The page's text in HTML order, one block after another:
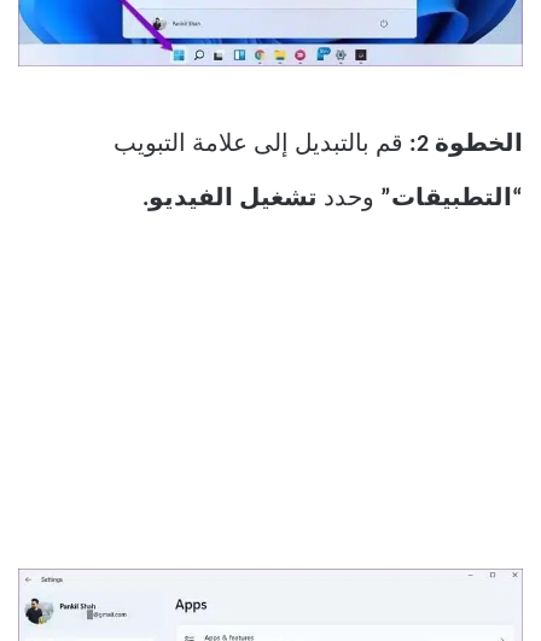
الخطوة 2: قم بالتبديل إلى علامة التبويب
“التطبيقات” وحدد تشغيل الفيديو.